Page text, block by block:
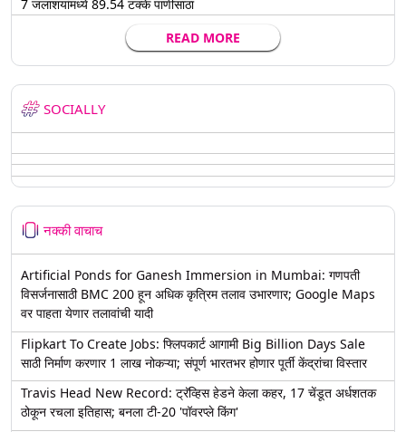
7 जलाशयांमध्ये 89.54 टक्के पाणीसाठा
READ MORE
SOCIALLY
नक्की वाचाच
Artificial Ponds for Ganesh Immersion in Mumbai: गणपती
विसर्जनासाठी BMC 200 हून अधिक कृत्रिम तलाव उभारणार; Google Maps
वर पाहता येणार तलावांची यादी
Flipkart To Create Jobs: फ्लिपकार्ट आगामी Big Billion Days Sale
साठी निर्माण करणार 1 लाख नोकऱ्या; संपूर्ण भारतभर होणार पूर्ती केंद्रांचा विस्तार
Travis Head New Record: ट्रॅव्हिस हेडने केला कहर, 17 चेंडूत अर्धशतक
ठोकून रचला इतिहास; बनला टी-20 'पॉवरप्ले किंग'